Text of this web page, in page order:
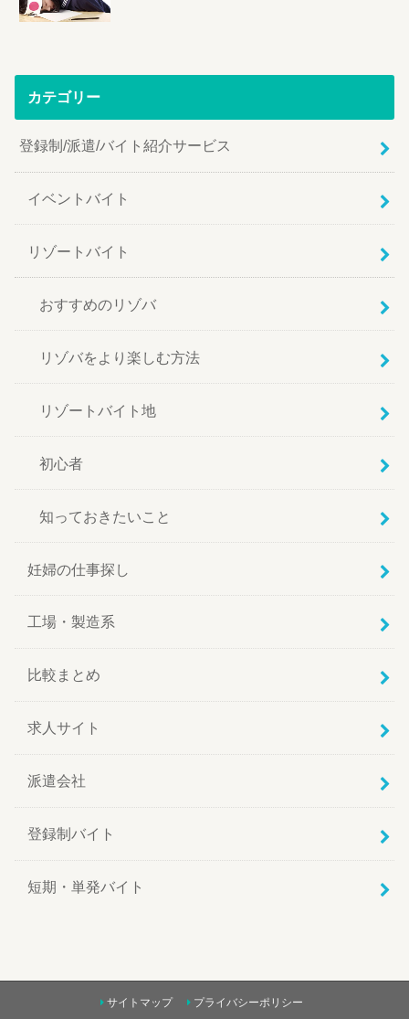
カテゴリー
登録制/派遣/バイト紹介サービス
イベントバイト
リゾートバイト
おすすめのリゾバ
リゾバをより楽しむ方法
リゾートバイト地
初心者
知っておきたいこと
妊婦の仕事探し
工場・製造系
比較まとめ
求人サイト
派遣会社
登録制バイト
短期・単発バイト
サイトマップ プライバシーポリシー